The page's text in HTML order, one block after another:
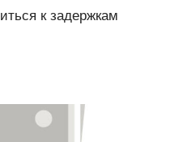
к задержкам